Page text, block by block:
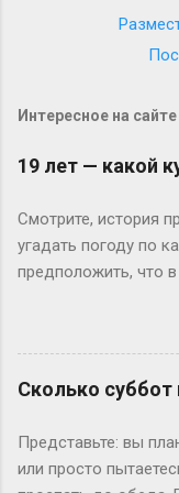
Интересное на сайте
19 лет — какой
Смотрите, история
угадать погоду по
предположить, что
без занудства, по-
(или нет) В
— и вот тебе 19,
напоминает
армию, вернулся — и
одноклассники уже
Сколько суббот
Представьте: вы
или просто